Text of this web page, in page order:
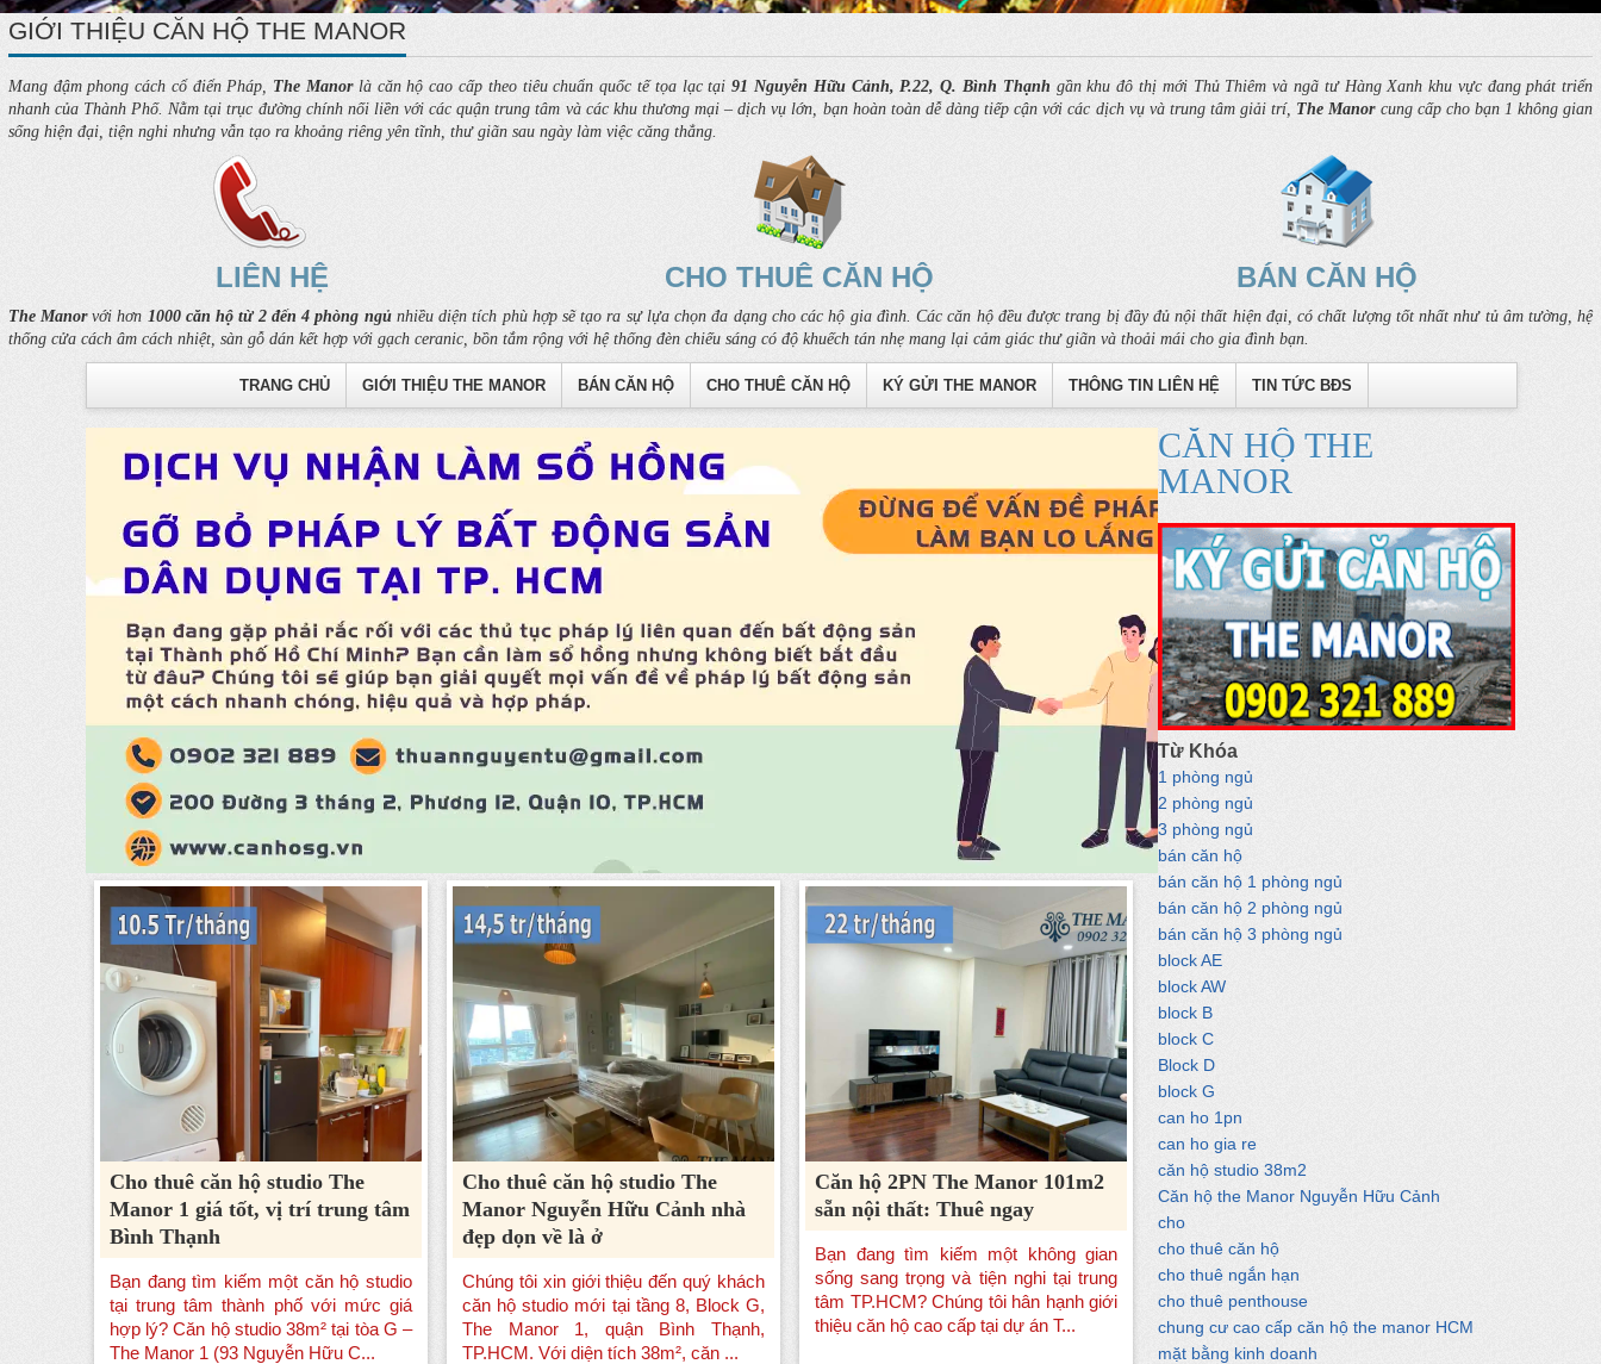
GIỚI THIỆU CĂN HỘ THE MANOR
Mang đậm phong cách cổ điển Pháp, The Manorlà căn hộ cao cấp theo tiêu chuẩn quốc tế tọa lạc tại91 Nguyễn Hữu Cảnh, P.22, Q. Bình Thạnh gần khu đô thị mới Thủ Thiêm và ngã tư Hàng Xanh khu vực đang phát triển
nhanh của Thành Phố. Nằm tại trục đường chính nối liền với các quận trung tâm và các khu thương mại – dịch vụ lớn, bạn hoàn toàn dễ dàng tiếp cận với các dịch vụ và trung tâm giải trí, The Manorcung cấp cho bạn 1 không gian
sống hiện đại, tiện nghi nhưng vẫn tạo ra khoảng riêng yên tĩnh, thư giãn sau ngày làm việc căng thẳng.
LIÊN HỆ CHO THUÊ CĂN HỘ BÁN CĂN HỘ
The Manorvới hơn 1000 căn hộ từ 2 đến 4 phòng ngủnhiều diện tích phù hợp sẽ tạo ra sự lựa chọn đa dạng cho các hộ gia đình. Các căn hộ đều được trang bị đầy đủ nội thất hiện đại, có chất lượng tốt nhất như tủ âm tường, hệ
thống cửa cách âm cách nhiệt, sàn gỗ dán kết hợp với gạch ceranic, bồn tắm rộng với hệ thống đèn chiếu sáng có độ khuếch tán nhẹ mang lại cảm giác thư giãn và thoải mái cho gia đình bạn.
TRANG CHỦ GIỚI THIỆU THE MANOR BÁN CĂN HỘ CHO THUÊ CĂN HỘ KÝ GỬI THE MANOR THÔNG TIN LIÊN HỆ TIN TỨC BĐS
Cho thuê căn hộ studio The
Manor 1 giá tốt, vị trí trung tâm
Bình Thạnh
Cho thuê căn hộ studio The
Manor Nguyễn Hữu Cảnh nhà
đẹp dọn về là ở
Căn hộ 2PN The Manor 101m2
sẵn nội thất: Thuê ngay
CĂN HỘ THE
MANOR
Từ Khóa
1 phòng ngủ
2 phòng ngủ
3 phòng ngủ
bán căn hộ
bán căn hộ 1 phòng ngủ
bán căn hộ 2 phòng ngủ
bán căn hộ 3 phòng ngủ
block AE
block AW
block B
block C
Block D
block G
can ho 1pn
can ho gia re
căn hộ studio 38m2
Căn hộ the Manor Nguyễn Hữu Cảnh
cho
cho thuê căn hộ
cho thuê ngắn hạn
cho thuê penthouse
chung cư cao cấp căn hộ the manor HCM
mặt bằng kinh doanh